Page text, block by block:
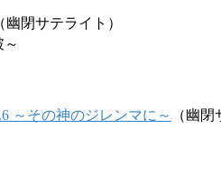
（幽閉サテライト）
～その神のジレンマに～
（幽閉